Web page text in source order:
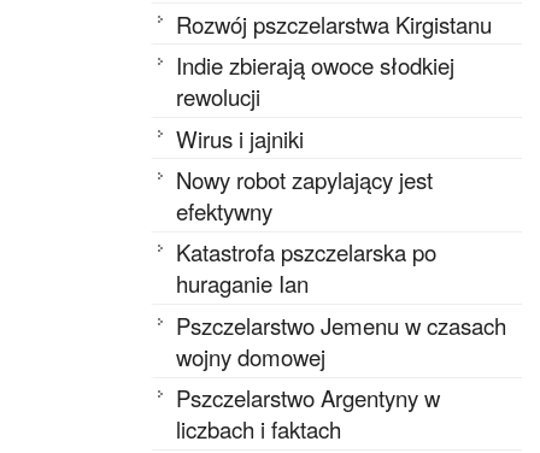
Rozwój pszczelarstwa Kirgistanu
Indie zbierają owoce słodkiej
rewolucji
Wirus i jajniki
Nowy robot zapylający jest
efektywny
Katastrofa pszczelarska po
huraganie Ian
Pszczelarstwo Jemenu w czasach
wojny domowej
Pszczelarstwo Argentyny w
liczbach i faktach